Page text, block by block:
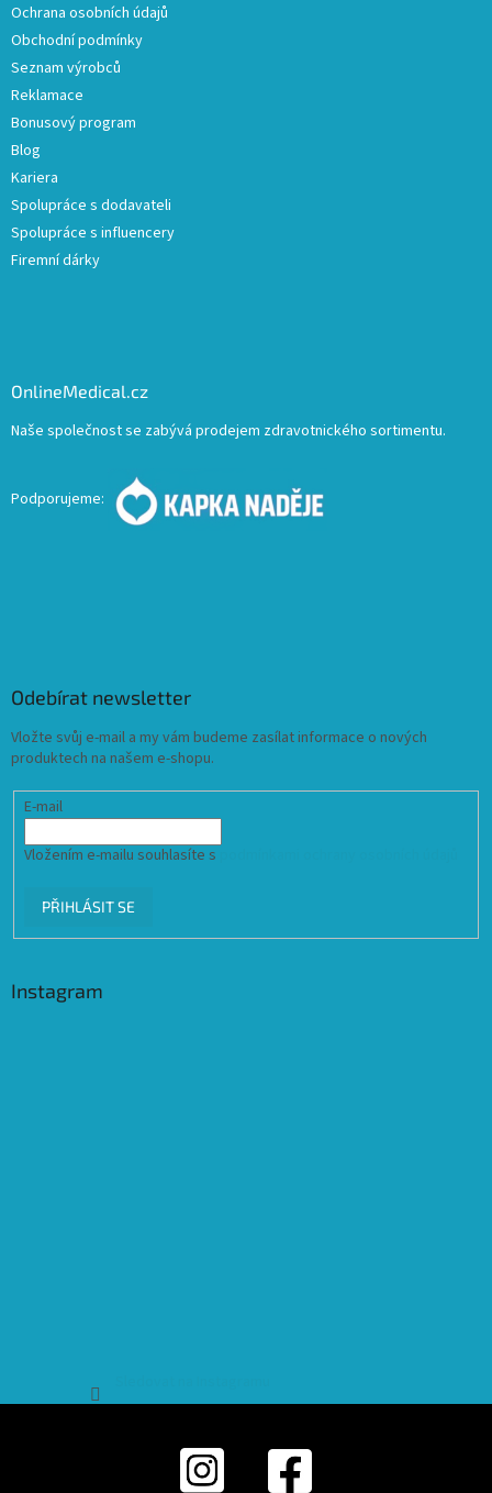
Ochrana osobních údajů
Obchodní podmínky
Seznam výrobců
Reklamace
Bonusový program
Blog
Kariera
Spolupráce s dodavateli
Spolupráce s influencery
Firemní dárky
OnlineMedical.cz
Naše společnost se zabývá prodejem zdravotnického sortimentu.
Podporujeme:
Odebírat newsletter
Vložte svůj e-mail a my vám budeme zasílat informace o nových
produktech na našem e-shopu.
E-mail
Vložením e-mailu souhlasíte s
PŘIHLÁSIT SE
Instagram